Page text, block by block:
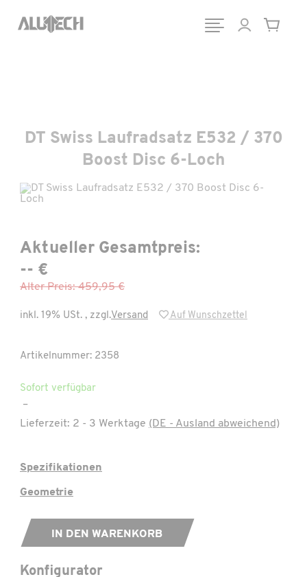
DT Swiss Laufradsatz E532 / 370
Boost Disc 6-Loch
Aktueller Gesamtpreis:
-- €
Alter Preis: 459,95 €
inkl. 19% USt. , zzgl.Versand Auf Wunschzettel
Artikelnummer: 2358
Sofort verfügbar
–
Lieferzeit: 2 - 3 Werktage (DE - Ausland abweichend)
Spezifikationen
Geometrie
IN DEN WARENKORB
Konfigurator